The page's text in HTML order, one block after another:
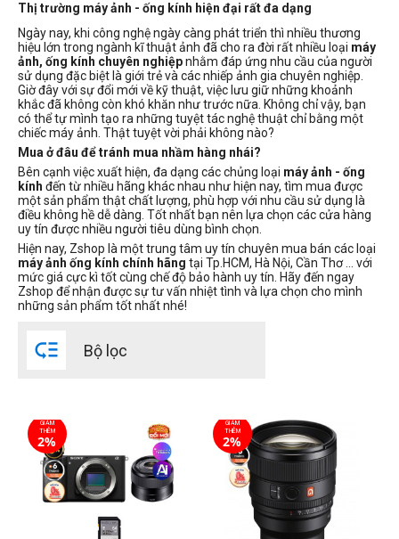
Dòng máy ảnh
Nikon Z
Số điểm ảnh
8 - 12 MP
12 - 16 MP
16 - 22 MP
22 - 26 MP
26 - 30 MP
30 - 40 MP
40 - 60 MP
60 - 80 MP
SD
CFexpress
XQD
Độ phân giải
Thị trường máy ảnh - ống kính hiện đại rất đa dạng
Ngày nay, khi công nghệ ngày càng phát triển thì nhiều thương
hiệu lớn trong ngành kĩ thuật ảnh đã cho ra đời rất nhiều loại máy
ảnh, ống kính chuyên nghiệpnhằm đáp ứng nhu cầu của người
sử dụng đặc biệt là giới trẻ và các nhiếp ảnh gia chuyên nghiệp.
Giờ đây với sự đổi mới về kỹ thuật, việc lưu giữ những khoảnh
khắc đã không còn khó khăn như trước nữa. Không chỉ vậy, bạn
có thể tự mình tạo ra những tuyệt tác nghệ thuật chỉ bằng một
chiếc máy ảnh. Thật tuyệt vời phải không nào?
Mua ở đâu để tránh mua nhầm hàng nhái?
Bên cạnh việc xuất hiện, đa dạng các chủng loại máy ảnh - ống
kính đến từ nhiều hãng khác nhau như hiện nay, tìm mua được
một sản phẩm thật chất lượng, phù hợp với nhu cầu sử dụng là
điều không hề dễ dàng. Tốt nhất bạn nên lựa chọn các cửa hàng
uy tín được nhiều người tiêu dùng bình chọn.
Hiện nay, Zshop là một trung tâm uy tín chuyên mua bán các loại
máy ảnh ống kính chính hãng tại Tp.HCM, Hà Nội, Cần Thơ ... với
mức giá cực kì tốt cùng chế độ bảo hành uy tín. Hãy đến ngay
Zshop để nhận được sự tư vấn nhiệt tình và lựa chọn cho mình
những sản phẩm tốt nhất nhé!
 Bộ lọc
GIẢM
THÊM
2%
GIẢM
THÊM
2%